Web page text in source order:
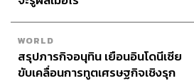
ไม่เห็นคนที่มีความเหมาะสมที่จะทำง
การติดต่อกลับไปยังเอ็ดเวิร์ดส์อีกครั้
ให้กลับมาช่วยเหลือสโมสรอีกครั้งให้
WORLD
สรุปภารกิจอนุทิน เยือนอินโดนีเซีย
ขับเคลื่อนการทูตเศรษฐกิจเชิงรุก